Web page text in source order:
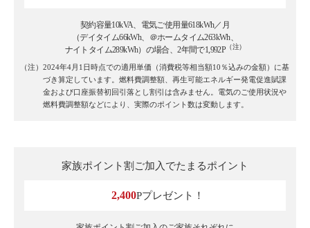
契約容量10kVA、電気ご使用量618kWh／月
（デイタイム66kWh、＠ホームタイム263kWh、
ナイトタイム289kWh）の場合、2年間で1,992P（注）
（注）2024年4月1日時点での適用単価（消費税等相当額10％込みの金額）に基
づき算定しています。燃料費調整額、再生可能エネルギー発電促進賦課
金および口座振替初回引落とし割引は含みません。電気のご使用状況や
燃料費調整額などにより、実際のポイント数は変動します。
家族ポイント割ご加入でたまるポイント
2,400Pプレゼント！